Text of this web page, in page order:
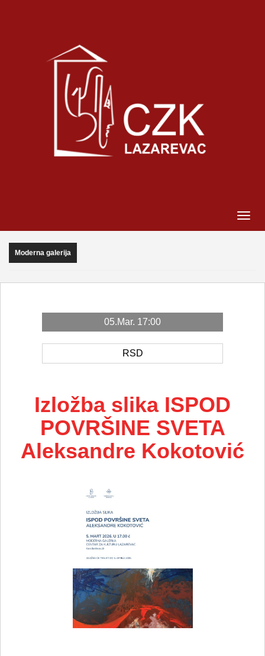
Moderna galerija
05.Mar. 17:00
RSD
Izložba slika ISPOD
POVRŠINE SVETA
Aleksandre Kokotović